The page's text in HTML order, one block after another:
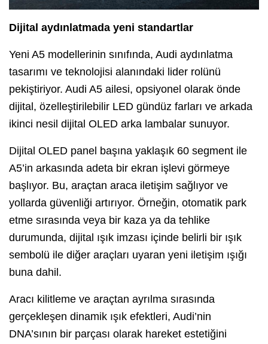
Dijital aydınlatmada yeni standartlar
Yeni A5 modellerinin sınıfında, Audi aydınlatma
tasarımı ve teknolojisi alanındaki lider rolünü
pekiştiriyor. Audi A5 ailesi, opsiyonel olarak önde
dijital, özelleştirilebilir LED gündüz farları ve arkada
ikinci nesil dijital OLED arka lambalar sunuyor.
Dijital OLED panel başına yaklaşık 60 segment ile
A5’in arkasında adeta bir ekran işlevi görmeye
başlıyor. Bu, araçtan araca iletişim sağlıyor ve
yollarda güvenliği artırıyor. Örneğin, otomatik park
etme sırasında veya bir kaza ya da tehlike
durumunda, dijital ışık imzası içinde belirli bir ışık
sembolü ile diğer araçları uyaran yeni iletişim ışığı
buna dahil.
Aracı kilitleme ve araçtan ayrılma sırasında
gerçekleşen dinamik ışık efektleri, Audi’nin
DNA’sının bir parçası olarak hareket estetiğini